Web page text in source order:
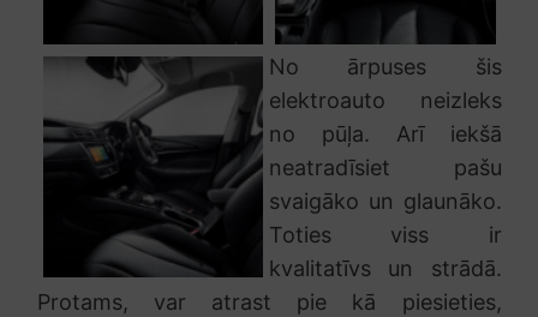
No ārpuses šis
elektroauto neizleks
no pūļa. Arī iekšā
neatradīsiet pašu
svaigāko un glaunāko.
Toties viss ir
kvalitatīvs un strādā.
Protams, var atrast pie kā piesieties,